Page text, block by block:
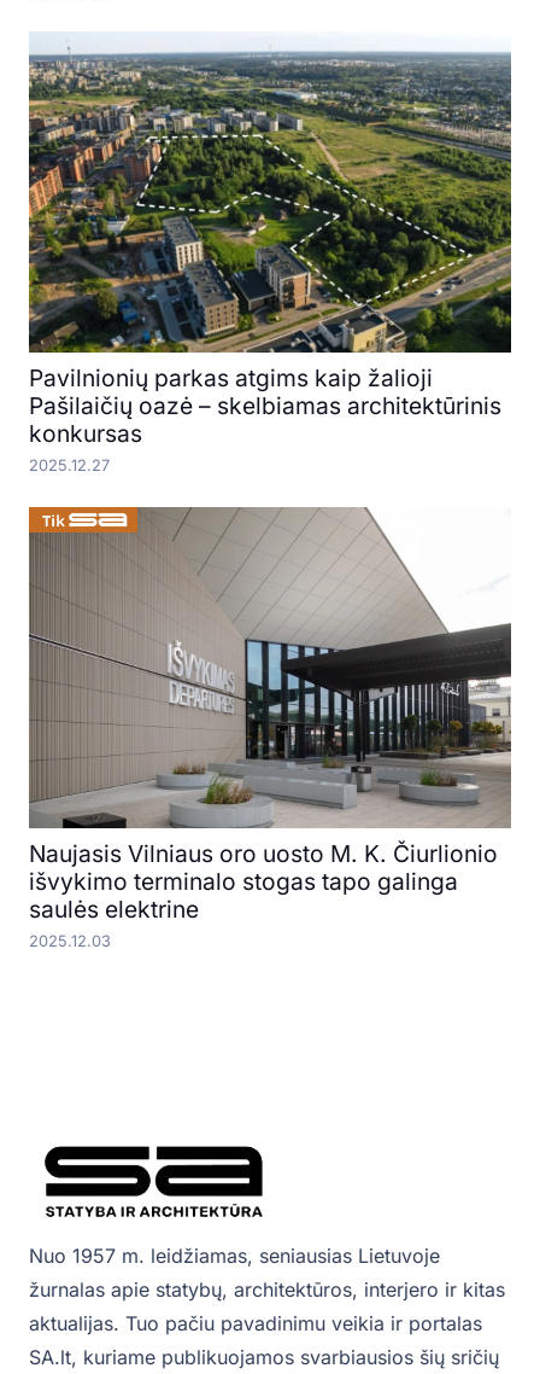
Pavilnionių parkas atgims kaip žalioji
Pašilaičių oazė – skelbiamas architektūrinis
konkursas
2025.12.27
Naujasis Vilniaus oro uosto M. K. Čiurlionio
išvykimo terminalo stogas tapo galinga
saulės elektrine
2025.12.03
Nuo 1957 m. leidžiamas, seniausias Lietuvoje
žurnalas apie statybų, architektūros, interjero ir kitas
aktualijas. Tuo pačiu pavadinimu veikia ir portalas
SA.lt, kuriame publikuojamos svarbiausios šių sričių